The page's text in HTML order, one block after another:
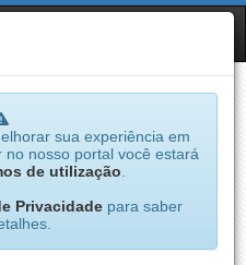
sua experiência em
no nosso portal você estará
de utilização
Privacidadepara saber